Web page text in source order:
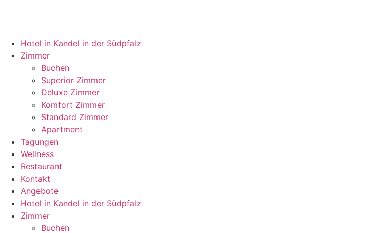
Hotel in Kandel in der Südpfalz
Zimmer
Buchen
Superior Zimmer
Deluxe Zimmer
Komfort Zimmer
Standard Zimmer
Apartment
Tagungen
Wellness
Restaurant
Kontakt
Angebote
Hotel in Kandel in der Südpfalz
Zimmer
Buchen